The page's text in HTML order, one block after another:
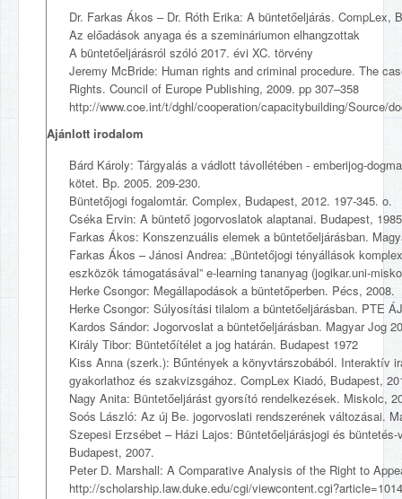
Dr. Farkas Ákos – Dr. Róth Erika: A büntetőeljárás. CompLex,
Az előadások anyaga és a szemináriumon elhangzottak
A büntetőeljárásról szóló 2017. évi XC. törvény
Jeremy McBride: Human rights and criminal procedure. The
Rights. Council of Europe Publishing, 2009. pp 307–358
http://www.coe.int/t/dghl/cooperation/capacitybuilding/Source/
Ajánlott irodalom
Bárd Károly: Tárgyalás a vádlott távollétében - emberijog-
kötet. Bp. 2005. 209-230.
Büntetőjogi fogalomtár. Complex, Budapest, 2012. 197-345. o.
Cséka Ervin: A büntető jogorvoslatok alaptanai. Budapest,
Farkas Ákos: Konszenzuális elemek a büntetőeljárásban.
Farkas Ákos – Jánosi Andrea: „Büntetőjogi tényállások
eszközök támogatásával” e-learning tananyag (jogikar.uni-
Herke Csongor: Megállapodások a büntetőperben. Pécs, 2008.
Herke Csongor: Súlyosítási tilalom a büntetőeljárásban. PTE
Kardos Sándor: Jogorvoslat a büntetőeljárásban. Magyar Jog
Király Tibor: Büntetőítélet a jog határán. Budapest 1972
Kiss Anna (szerk.): Bűntények a könyvtárszobából. Interaktív
gyakorlathoz és szakvizsgához. CompLex Kiadó, Budapest,
Nagy Anita: Büntetőeljárást gyorsító rendelkezések. Miskolc,
Soós László: Az új Be. jogorvoslati rendszerének változásai.
Szepesi Erzsébet – Házi Lajos: Büntetőeljárásjogi és
Budapest, 2007.
Peter D. Marshall: A Comparative Analysis of the Right to
http://scholarship.law.duke.edu/cgi/